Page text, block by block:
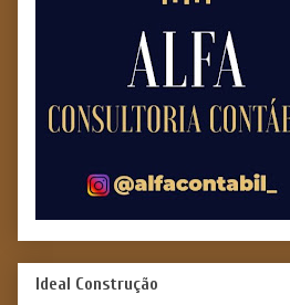
Ideal Construção